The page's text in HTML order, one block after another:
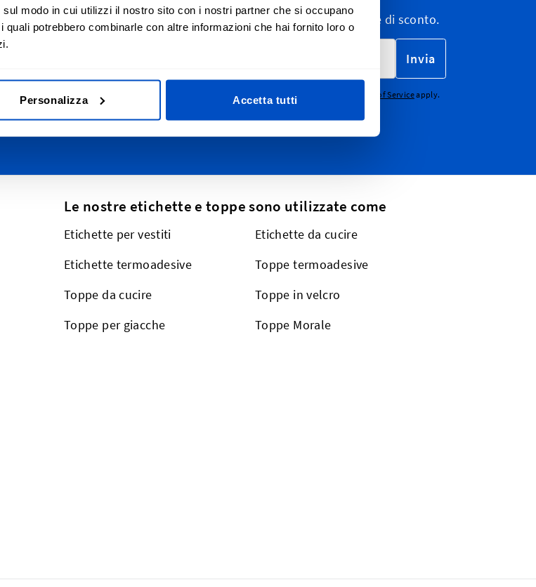
modo in cui utilizzi il nostro sito con i nostri partner che si occupano
potrebbero combinarle con altre informazioni che hai fornito loro o
Personalizza Accetta tutti
dal
e St.
Iscriviti alla nostra newsletter, e-mail di marketing e di sconto.
Invia
This form is protected by reCAPTCHA - the Google Privacy Policy Terms of Serviceapply.
Le nostre etichette e toppe sono utilizzate come
Etichette per vestiti
Etichette da cucire
Etichette termoadesive
Toppe termoadesive
Toppe da cucire
Toppe in velcro
Toppe per giacche
Toppe Morale